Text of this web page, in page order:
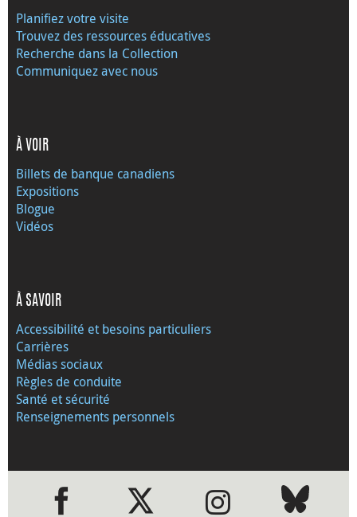
Planifiez votre visite
Trouvez des ressources éducatives
Recherche dans la Collection
Communiquez avec nous
À VOIR
Billets de banque canadiens
Expositions
Blogue
Vidéos
À SAVOIR
Accessibilité et besoins particuliers
Carrières
Médias sociaux
Règles de conduite
Santé et sécurité
Renseignements personnels